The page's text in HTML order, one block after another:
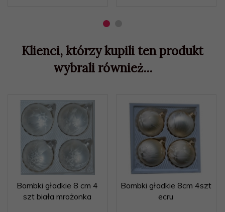
Klienci, którzy kupili ten produkt
wybrali również...
Bombki gładkie 8 cm 4
szt biała mrożonka
Bombki gładkie 8cm 4szt
ecru